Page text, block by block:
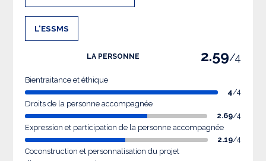
L'ESSMS
LA PERSONNE 2.59/4
Bientraitance et éthique
4/4
Droits de la personne accompagnée
2.69/4
Expression et participation de la personne accompagnée
2.19/4
Coconstruction et personnalisation du projet